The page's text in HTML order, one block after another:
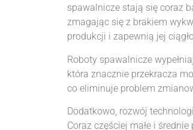
spawalnicze stają się coraz
zmagając się z brakiem
produkcji i zapewnią jej
Roboty spawalnicze
która znacznie przekracza
co eliminuje problem
Dodatkowo, rozwój
Coraz częściej małe i